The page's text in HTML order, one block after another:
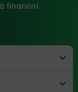
finanční